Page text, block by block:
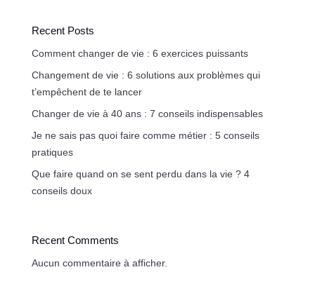
Recent Posts
Comment changer de vie : 6 exercices puissants
Changement de vie : 6 solutions aux problèmes qui
t’empêchent de te lancer
Changer de vie à 40 ans : 7 conseils indispensables
Je ne sais pas quoi faire comme métier : 5 conseils
pratiques
Que faire quand on se sent perdu dans la vie ? 4
conseils doux
Recent Comments
Aucun commentaire à afficher.